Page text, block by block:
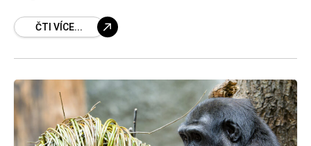
ČTI VÍCE...